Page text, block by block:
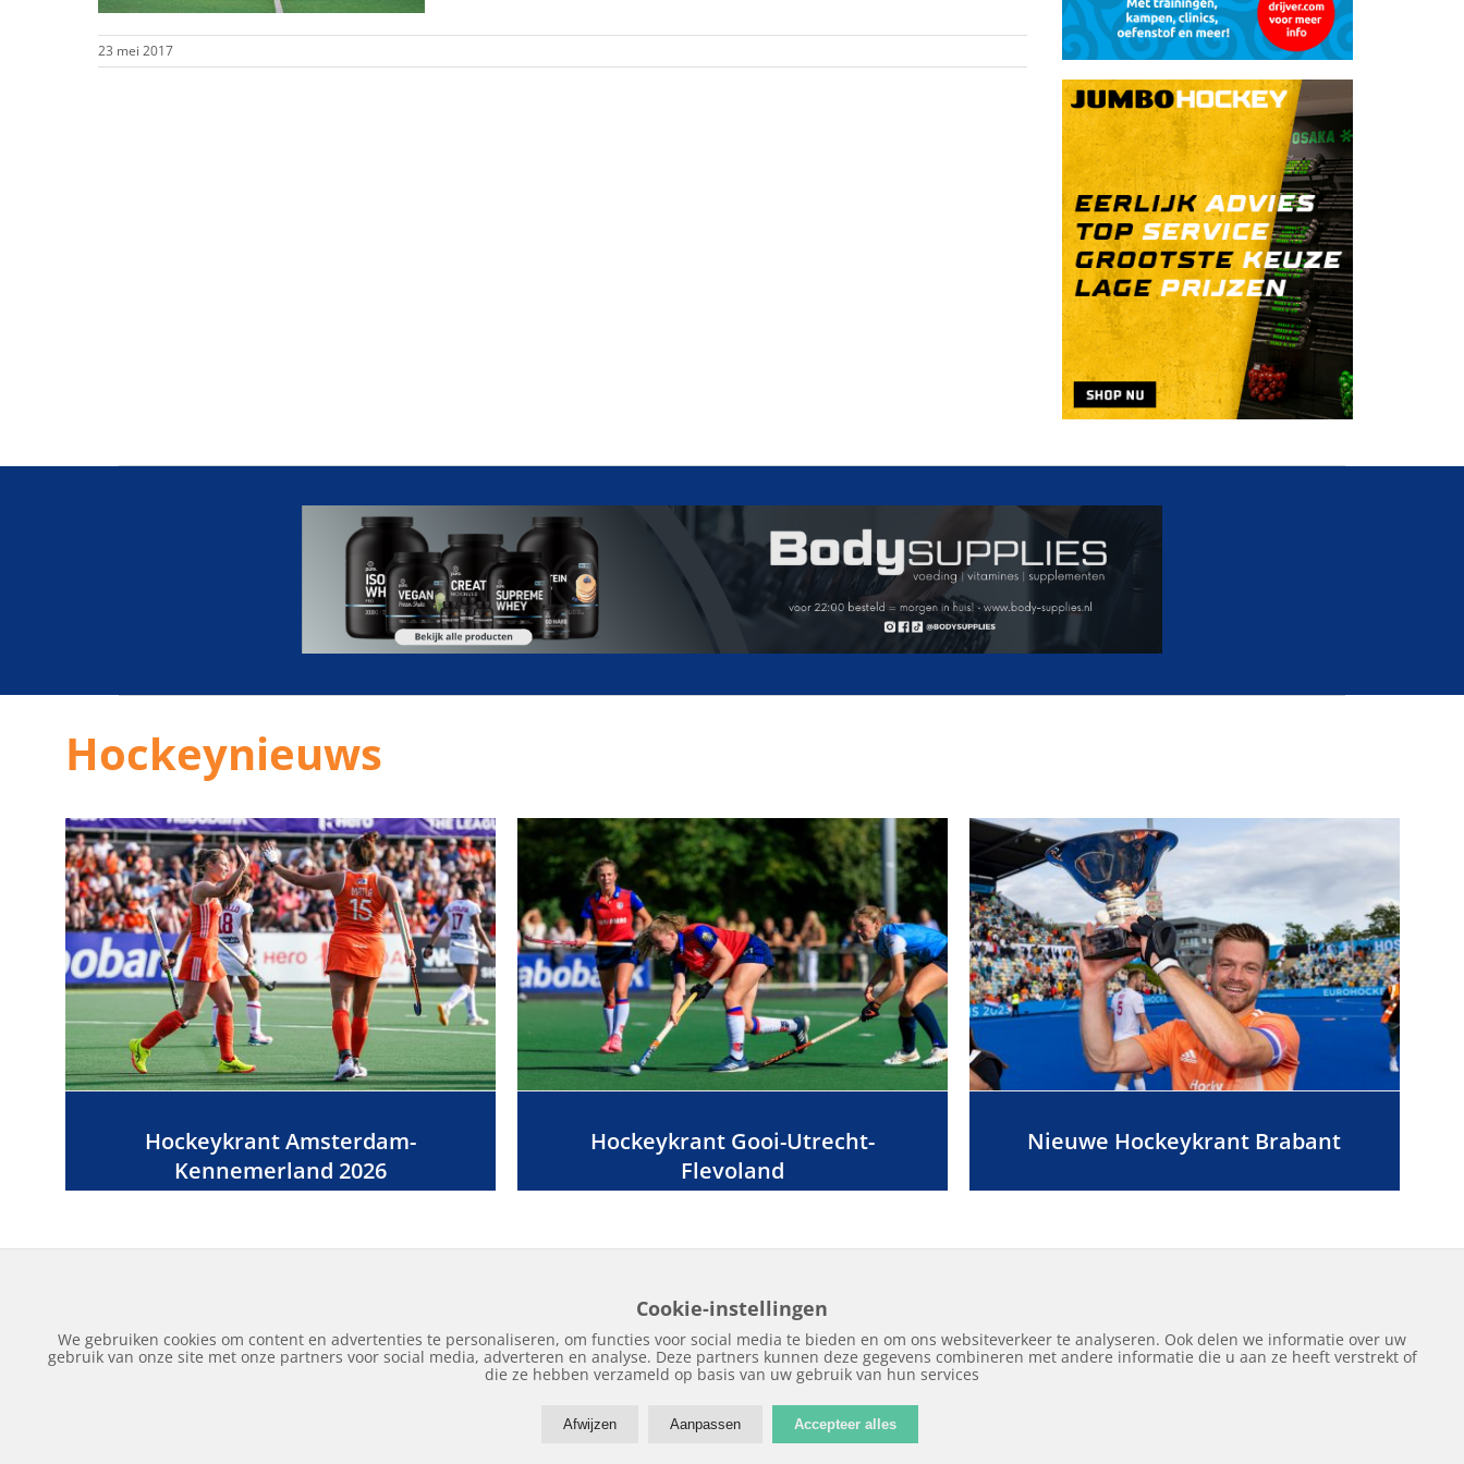
23 mei 2017
Hockeynieuws
Hockeykrant Amsterdam-
Kennemerland 2026
Hockeykrant Gooi-Utrecht-
Flevoland
Nieuwe Hockeykrant Brabant
Home Edities Over Hockeykrant Adverteren Contact Nieuws Archief
Copyright © 2018 | Hockeykrant.nl | Realisatie:Site Online
Cookie-instellingen
We gebruiken cookies om content en advertenties te personaliseren, om functies voor social media te bieden en om ons websiteverkeer te analyseren. Ook delen we informatie over uw
gebruik van onze site met onze partners voor social media, adverteren en analyse. Deze partners kunnen deze gegevens combineren met andere informatie die u aan ze heeft verstrekt of
die ze hebben verzameld op basis van uw gebruik van hun services
Afwijzen Aanpassen Accepteer alles